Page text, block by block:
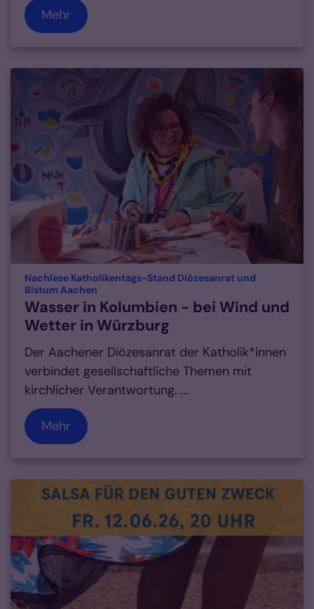
Mehr
Nachlese Katholikentags-Stand Diözesanrat und
Bistum Aachen
Wasser in Kolumbien - bei Wind und
Wetter in Würzburg
Der Aachener Diözesanrat der Katholik*innen
verbindet gesellschaftliche Themen mit
kirchlicher Verantwortung. ...
Mehr